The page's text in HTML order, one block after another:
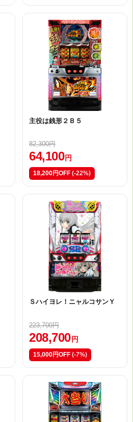
主役は銭形２Ｂ５
82,300円
64,100 円
18,200円OFF (-22%)
Ｓハイヨレ！ニャルコサンＹ
223,700円
208,700円
15,000円OFF (-7%)